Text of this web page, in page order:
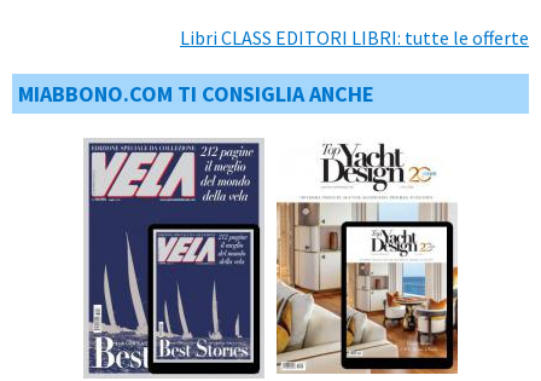
Libri CLASS EDITORI LIBRI: tutte le offerte
MIABBONO.COM TI CONSIGLIA ANCHE